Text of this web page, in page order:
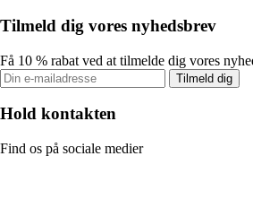
Tilmeld dig vores nyhedsbrev
Få 10 % rabat ved at tilmelde dig vores
Tilmeld dig
Hold kontakten
Find os på sociale medier